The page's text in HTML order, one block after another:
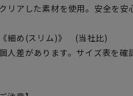
リアした素材を使用。安全を
《細め(スリム)》 (当社比)
人差があります。サイズ表を確